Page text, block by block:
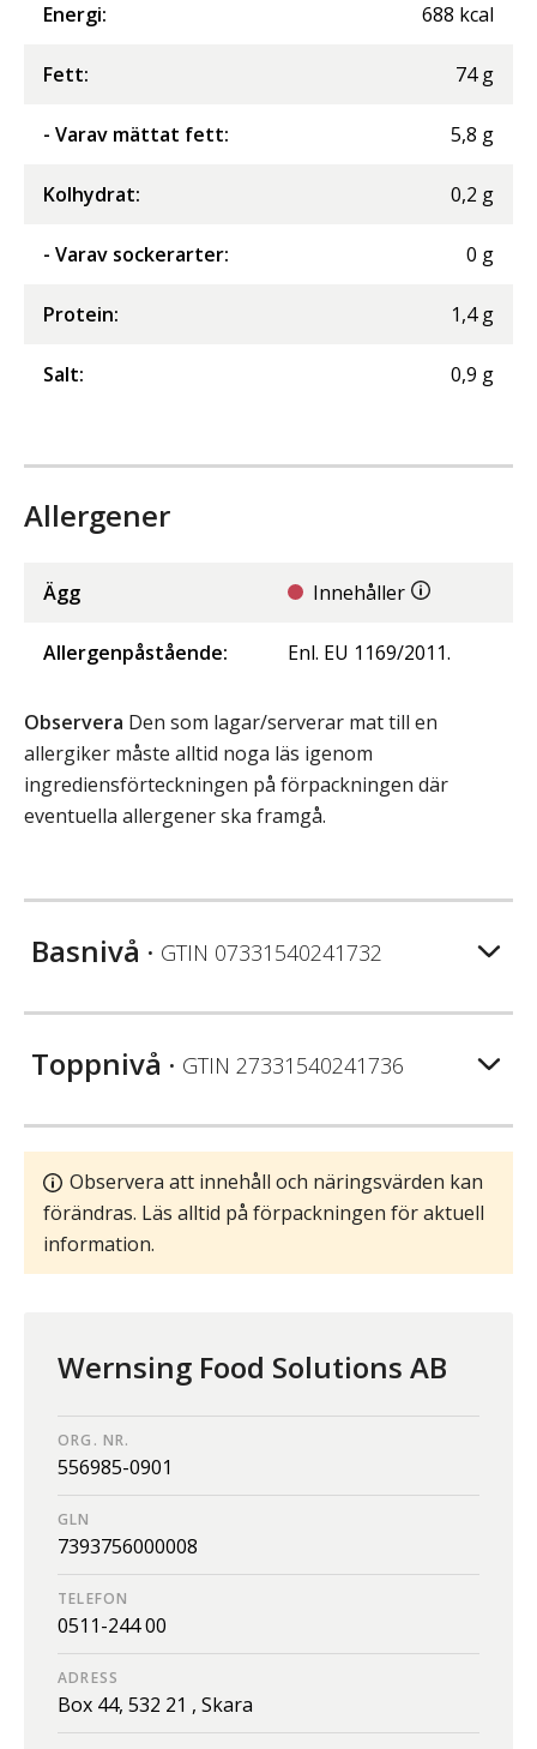
Energi: 688 kcal
Fett: 74 g
- Varav mättat fett: 5,8 g
Kolhydrat: 0,2 g
- Varav sockerarter: 0 g
Protein: 1,4 g
Salt: 0,9 g
Allergener
Ägg Innehåller
Allergenpåstående: Enl. EU 1169/2011.
Observera Den som lagar/serverar mat till en
allergiker måste alltid noga läs igenom
ingrediensförteckningen på förpackningen där
eventuella allergener ska framgå.
Basnivå • GTIN 07331540241732
Toppnivå • GTIN 27331540241736
Observera att innehåll och näringsvärden kan
förändras. Läs alltid på förpackningen för aktuell
information.
Wernsing Food Solutions AB
ORG. NR.
556985-0901
GLN
7393756000008
TELEFON
0511-244 00
ADRESS
Box 44, 532 21 , Skara